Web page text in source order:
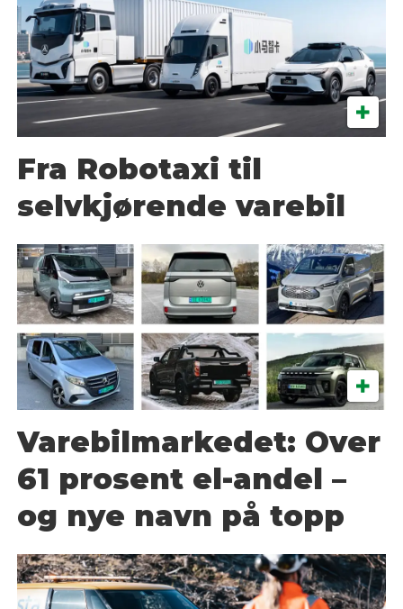
Fra Robotaxi til
selvkjørende varebil
Varebilmarkedet: Over
61 prosent el-andel –
og nye navn på topp